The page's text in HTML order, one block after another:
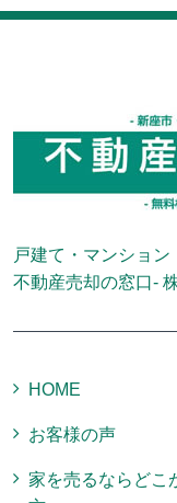
戸建て・マンショ
不動産売却の窓口-
HOME
お客様の声
家を売るならどこ